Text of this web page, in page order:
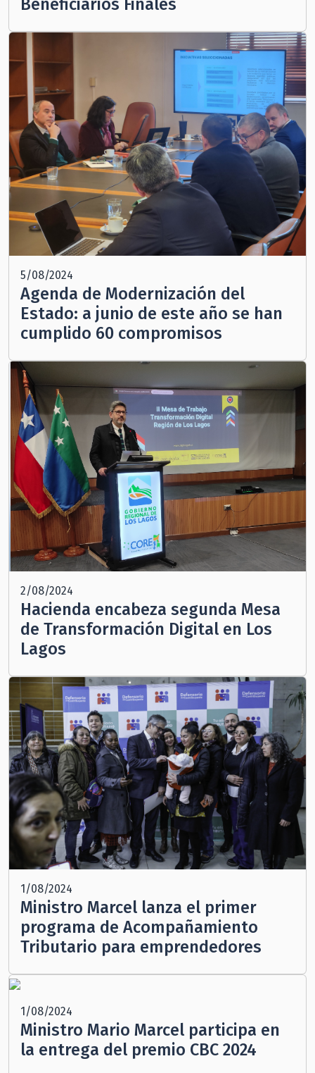
Beneficiarios Finales
5/08/2024
Agenda de Modernización del
Estado: a junio de este año se han
cumplido 60 compromisos
2/08/2024
Hacienda encabeza segunda Mesa
de Transformación Digital en Los
Lagos
1/08/2024
Ministro Marcel lanza el primer
programa de Acompañamiento
Tributario para emprendedores
1/08/2024
Ministro Mario Marcel participa en
la entrega del premio CBC 2024